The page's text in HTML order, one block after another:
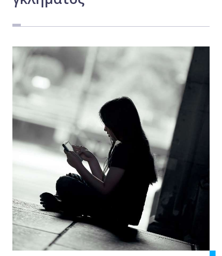
Ελλάδα
Τοπικά
Οικονομία
Πολιτική
Αθλητικά
Αστυνομικό Δελτίο